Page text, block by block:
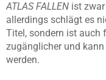
ATLAS FALLEN ist
allerdings schlägt es
Titel, sondern ist auch
zugänglicher und
werden.